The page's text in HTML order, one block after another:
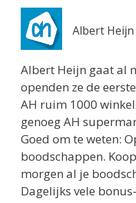
0.8 km
Routebeschrijving
Twijnstraat 8
Utrecht 3511ZK
0.8 km
Routebeschrijving
Jumbo Utrecht
Biltstraat 74
Utrecht 3572BG
Albert
Albert Heijn gaat al
openden ze de
AH ruim 1000
genoeg AH
Goed om te weten:
boodschappen.
morgen al je
Dagelijks vele